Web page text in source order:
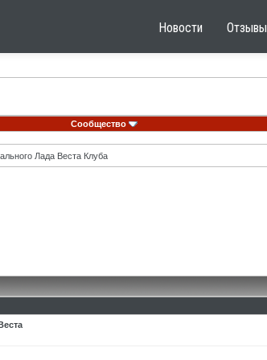
Новости Отзывы
Сообщество
Лада Веста Клуба